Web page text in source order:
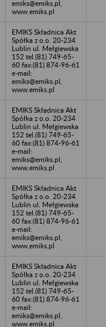
emiks@emiks.pl,
www.emiks.pl
EMIKS Składnica Akt
Spółka z o.o. 20-234
Lublin ul. Mełgiewska
152 tel.(81) 749-65-
60 fax:(81) 874-96-61
e-mail:
emiks@emiks.pl,
www.emiks.pl
EMIKS Składnica Akt
Spółka z o.o. 20-234
Lublin ul. Mełgiewska
152 tel.(81) 749-65-
60 fax:(81) 874-96-61
e-mail:
emiks@emiks.pl,
www.emiks.pl
EMIKS Składnica Akt
Spółka z o.o. 20-234
Lublin ul. Mełgiewska
152 tel.(81) 749-65-
60 fax:(81) 874-96-61
e-mail:
emiks@emiks.pl,
www.emiks.pl
EMIKS Składnica Akt
Spółka z o.o. 20-234
Lublin ul. Mełgiewska
152 tel.(81) 749-65-
60 fax:(81) 874-96-61
e-mail:
emiks@emiks.pl,
www.emiks.pl